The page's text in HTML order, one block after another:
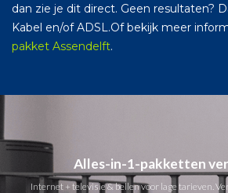
dan zie je dit direct. Geen resultaten?
Kabel en/of ADSL.Of bekijk meer
pakket Assendelft.
Alles-in-1-pakketten
Internet + televisie & bellen voor lage tarieven.